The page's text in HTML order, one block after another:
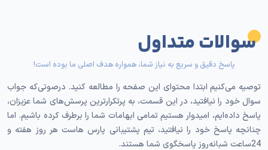
خواهید داشت.
راه‌اندازی کسب‌وکار میزبانی
وب با هاست نمایندگی
لینوکس پارس هاست
بانمایندگی هاست لینوکسپارس هاست، هیچ‌گونه نیازی
سوالات متداول
پاسخ دقیق و سریع به نیاز شما، همواره هدف اصلی ما بوده است!
توصیه می‌کنیم ابتدا محتوای این صفحه را مطالعه کنید. درصوتی‌که جواب
سوال خود را نیافتید، در این قسمت، به پرتکرارترین پرسش‌های شما عزیزان،
پاسخ داده‌ایم، امیدوار هستیم تمامی ابهامات شما را برطرف کرده باشیم. اما
چنانچه پاسخ خود را نیافتید، تیم پشتیبانی پارس هاست هر روز هفته و
24ساعت شبانه‌روز پاسخگوی شما هستند.